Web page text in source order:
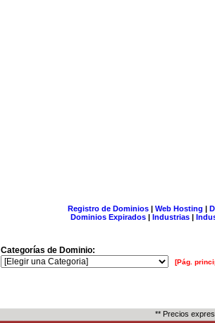
Registro de Dominios| Web Hosting |
Dominios Expirados | Industrias |
Categorías de Dominio:
[Pág.
** Precios